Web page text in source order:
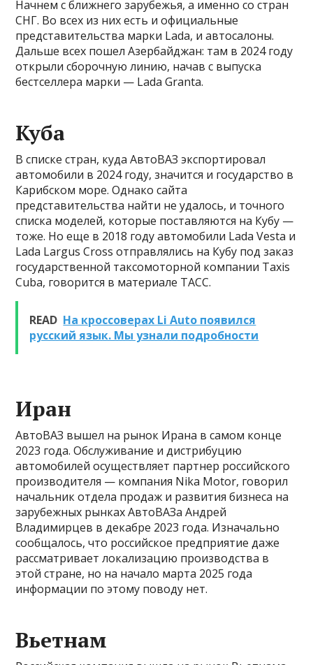
Начнем с ближнего зарубежья, а именно со стран
СНГ. Во всех из них есть и официальные
представительства марки Lada, и автосалоны.
Дальше всех пошел Азербайджан: там в 2024 году
открыли сборочную линию, начав с выпуска
бестселлера марки — Lada Granta.
Куба
В списке стран, куда АвтоВАЗ экспортировал
автомобили в 2024 году, значится и государство в
Карибском море. Однако сайта
представительства найти не удалось, и точного
списка моделей, которые поставляются на Кубу —
тоже. Но еще в 2018 году автомобили Lada Vesta и
Lada Largus Cross отправлялись на Кубу под заказ
государственной таксомоторной компании Taxis
Cuba, говорится в материале ТАСС.
READ На кроссоверах Li Auto появился
русский язык. Мы узнали подробности
Иран
АвтоВАЗ вышел на рынок Ирана в самом конце
2023 года. Обслуживание и дистрибуцию
автомобилей осуществляет партнер российского
производителя — компания Nika Motor, говорил
начальник отдела продаж и развития бизнеса на
зарубежных рынках АвтоВАЗа Андрей
Владимирцев в декабре 2023 года. Изначально
сообщалось, что российское предприятие даже
рассматривает локализацию производства в
этой стране, но на начало марта 2025 года
информации по этому поводу нет.
Вьетнам